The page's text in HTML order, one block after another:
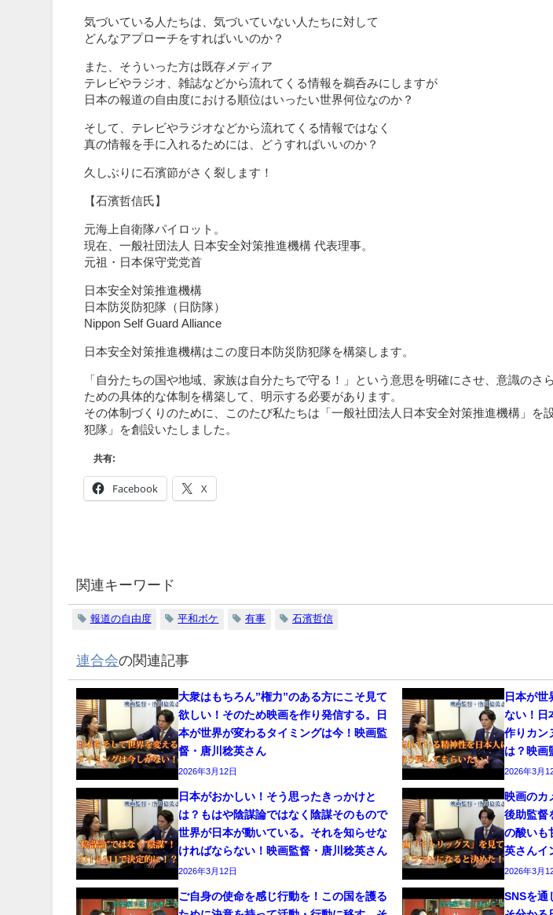
気づいている人たちは、気づいていない人たちに対して
どんなアプローチをすればいいのか？
また、そういった方は既存メディア
テレビやラジオ、雑誌などから流れてくる情報を鵜呑みにしますが
日本の報道の自由度における順位はいったい世界何位なのか？
そして、テレビやラジオなどから流れてくる情報ではなく
真の情報を手に入れるためには、どうすればいいのか？
久しぶりに石濱節がさく裂します！
【石濱哲信氏】
元海上自衛隊パイロット。
現在、一般社団法人 日本安全対策推進機構 代表理事。
元祖・日本保守党党首
日本安全対策推進機構
​日本防災防犯隊（日防隊）
Nippon Self Guard Alliance
日本安全対策推進機構はこの度日本防災防犯隊を構築します。
「自分たちの国や地域、家族は自分たちで守る！」という意思を明確にさせ、意識のさ
ための具体的な体制を構築して、明示する必要があります。
その体制づくりのために、このたび私たちは「一般社団法人日本安全対策推進機構」を
犯隊」を創設いたしました。
共有:
Facebook X
関連キーワード
報道の自由度 平和ボケ 有事 石濱哲信
連合会の関連記事
大衆はもちろん”権力”のある方にこそ見て
欲しい！そのため映画を作り発信する。日
本が世界が変わるタイミングは今！映画監
督・唐川稔英さん
2026年3月12日
日本が世
ない！日
作りカン
は？映画
2026年3月
日本がおかしい！そう思ったきっかけと
は？もはや陰謀論ではなく陰謀そのもので
世界が日本が動いている。それを知らせな
ければならない！映画監督・唐川稔英さん
2026年3月12日
映画のカ
後助監督
の酸いも
英さんイ
2026年3月
ご自身の使命を感じ行動を！この国を護る
SNSを通